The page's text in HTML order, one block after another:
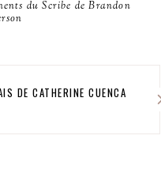
du Scribe de Brandon
DE CATHERINE CUENCA